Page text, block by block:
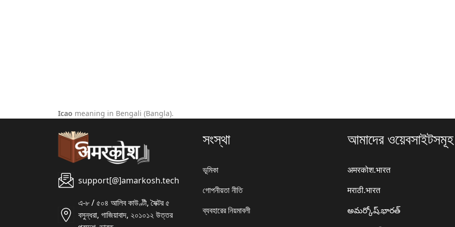
Icao meaning in Bengali (Bangla).
support[@]amarkosh.tech
এ-৮ / ৫০৪ আলিব কাউণ্টী, সৈক্টর ৫
বসুন্ধরা, গাজিয়াবাদ, ২০১০১২ উত্তর
সংস্থা
ভূমিকা
গোপনীয়তা নীতি
ব্যবহারের নিয়মাবলী
আমাদের ওয়েবসাইটসমূহ
अमरकोश.भारत
मराठी.भारत
అమర్కోష్.భారత్